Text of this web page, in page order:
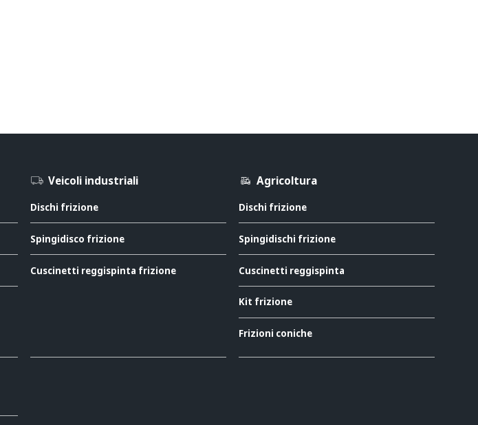
Veicoli industriali
Dischi frizione
Spingidisco frizione
Cuscinetti reggispinta frizione
Agricoltura
Dischi frizione
Spingidischi frizione
Cuscinetti reggispinta
Kit frizione
Frizioni coniche